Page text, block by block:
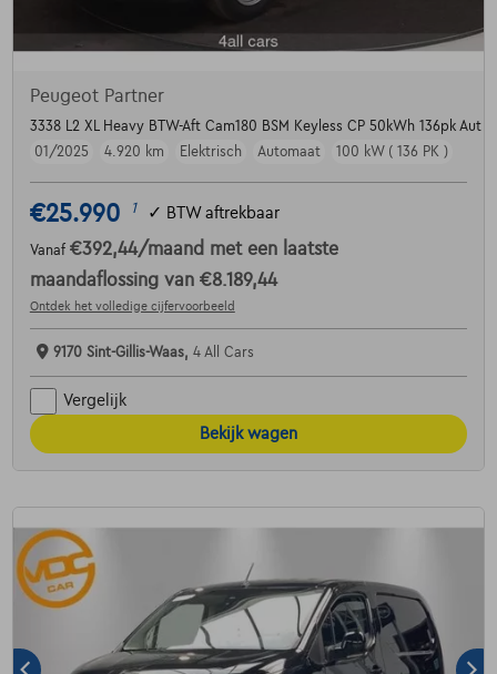
Peugeot Partner
3338 L2 XL Heavy BTW-Aft Cam180 BSM Keyless CP 50kWh 136pk Aut
01/2025
4.920 km Elektrisch Automaat 100 kW ( 136 PK )
€25.990 1 ✓ BTW aftrekbaar
Vanaf €392,44/maand met een laatste
maandaflossing van €8.189,44
Ontdek het volledige cijfervoorbeeld
9170 Sint-Gillis-Waas, 4 All Cars
Vergelijk
Bekijk wagen